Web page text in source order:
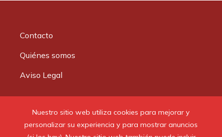
Nuestro sitio web utiliza cookies para mejorar y
personalizar su experiencia y para mostrar anuncios
Contacto
Quiénes somos
Aviso Legal